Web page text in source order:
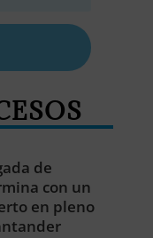
de
con un
en pleno